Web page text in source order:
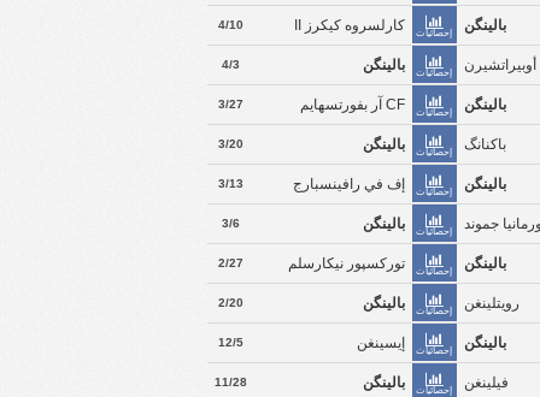
4/10 كارلسروه كيكرز II إحصائيات بالينگن
4/3 بالينگن إحصائيات
3/27 CF آر بفورتسهايم إحصائيات بالينگن
3/20 بالينگن إحصائيات باكنانگ
3/13 إف في رافينسبارج إحصائيات بالينگن
3/6 بالينگن إحصائيات جموند
2/27 توركسپور نيكارسلم إحصائيات بالينگن
2/20 بالينگن إحصائيات رويتلينغن
12/5 إيسينغن إحصائيات بالينگن
11/28 بالينگن إحصائيات فيلينغن